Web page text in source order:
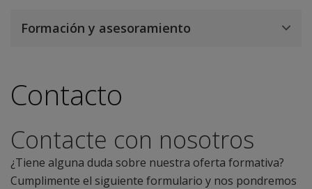
Contacto
Contacte con nosotros
¿Tiene alguna duda sobre nuestra oferta formativa?
Cumplimente el siguiente formulario y nos pondremos
Formación y asesoramiento